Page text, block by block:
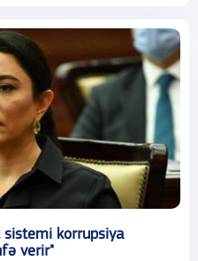
sistemi korrupsiya
verir"